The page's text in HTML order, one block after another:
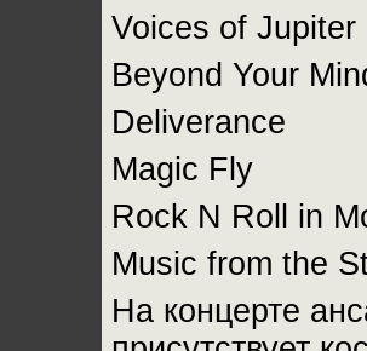
Voices of Jupiter
Beyond Your
Deliverance
Magic Fly
Rock N Roll in
Music from the
На концерте